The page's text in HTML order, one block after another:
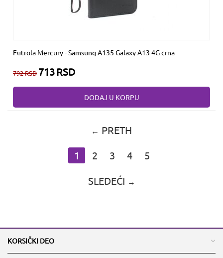
Futrola Mercury - Samsung A135 Galaxy A13 4G crna
792RSD 713RSD
DODAJ U KORPU
PRETH
1 2 3 4 5
SLEDEĆI
KORSIČKI DEO